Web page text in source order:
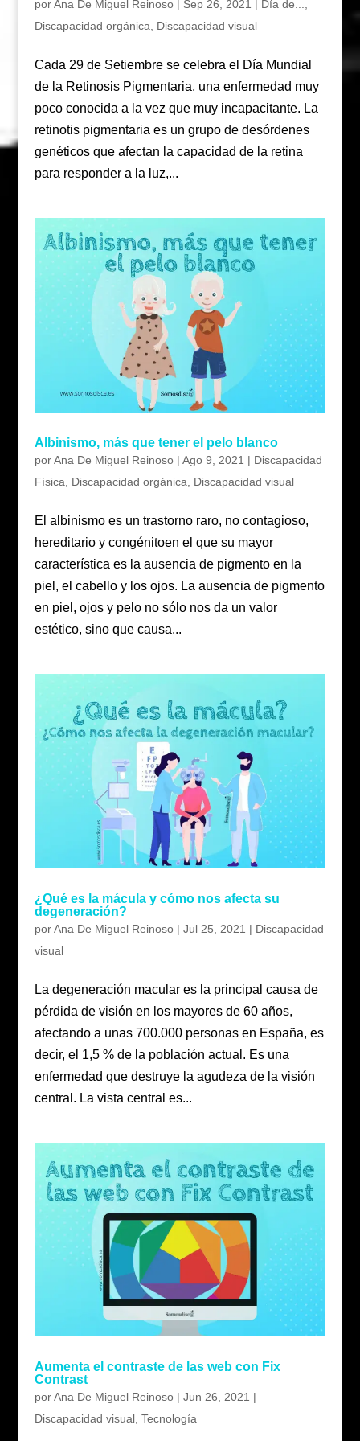
porAna De Miguel Reinoso| Sep 26, 2021 | Día de...
Discapacidad orgánica
Discapacidad visual
Cada 29 de Setiembre se celebra el Día Mundial
de la Retinosis Pigmentaria, una enfermedad muy
poco conocida a la vez que muy incapacitante. La
retinotis pigmentaria es un grupo de desórdenes
genéticos que afectan la capacidad de la retina
para responder a la luz,...
Albinismo, más que tener el pelo blanco
porAna De Miguel Reinoso| Ago 9, 2021 | Discapacidad
Física
Discapacidad orgánica Discapacidad visual
El albinismo es un trastorno raro, no contagioso,
hereditario y congénitoen el que su mayor
característica es la ausencia de pigmento en la
piel, el cabello y los ojos. La ausencia de pigmento
en piel, ojos y pelo no sólo nos da un valor
estético, sino que causa...
¿Qué es la mácula y cómo nos afecta su
degeneración?
porAna De Miguel Reinoso| Jul 25, 2021 | Discapacidad
visual
La degeneración macular es la principal causa de
pérdida de visión en los mayores de 60 años,
afectando a unas 700.000 personas en España, es
decir, el 1,5 % de la población actual. Es una
enfermedad que destruye la agudeza de la visión
central. La vista central es...
Aumenta el contraste de las web con Fix
Contrast
porAna De Miguel Reinoso| Jun 26, 2021 |
Discapacidad visual, Tecnología